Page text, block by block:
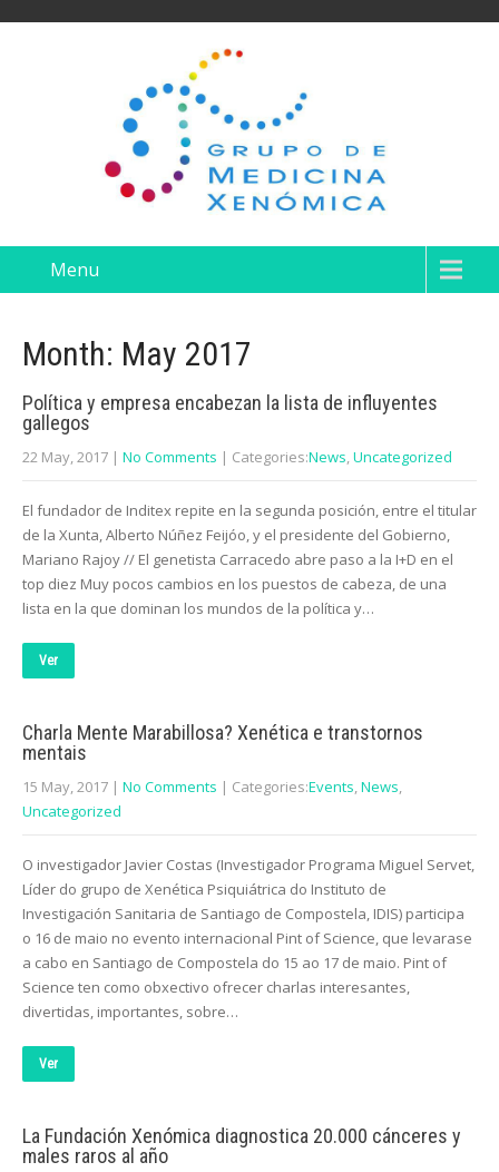
Menu
Month: May 2017
Política y empresa encabezan la lista de influyentes
gallegos
22 May, 2017 | No Comments | Categories:News,Uncategorized
El fundador de Inditex repite en la segunda posición, entre el titular
de la Xunta, Alberto Núñez Feijóo, y el presidente del Gobierno,
Mariano Rajoy // El genetista Carracedo abre paso a la I+D en el
top diez Muy pocos cambios en los puestos de cabeza, de una
lista en la que dominan los mundos de la política y…
Ver
Charla Mente Marabillosa? Xenética e transtornos
mentais
15 May, 2017 | No Comments | Categories:Events,News,
Uncategorized
O investigador Javier Costas (Investigador Programa Miguel Servet,
Líder do grupo de Xenética Psiquiátrica do Instituto de
Investigación Sanitaria de Santiago de Compostela, IDIS) participa
o 16 de maio no evento internacional Pint of Science, que levarase
a cabo en Santiago de Compostela do 15 ao 17 de maio. Pint of
Science ten como obxectivo ofrecer charlas interesantes,
divertidas, importantes, sobre…
Ver
La Fundación Xenómica diagnostica 20.000 cánceres y
males raros al año